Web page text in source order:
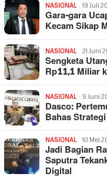
NASIONAL 19 Juli
Gara-gara
Kecam Sikap
NASIONAL 21 Juni
Sengketa
Rp11,1 Miliar
NASIONAL 9 Juni
Dasco:
Bahas
NASIONAL 10 Mei
Jadi Bagian
Saputra
Digital